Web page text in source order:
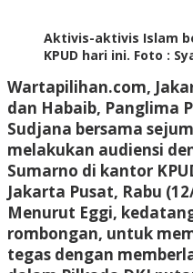
Aktivis-aktivis Islam
KPUD hari ini. Foto :
Wartapilihan.com,
dan Habaib, Panglima
Sudjana bersama
melakukan audiensi
Sumarno di kantor
Jakarta Pusat, Rabu
Menurut Eggi,
rombongan, untuk
tegas dengan